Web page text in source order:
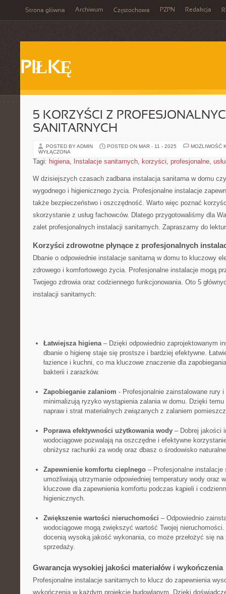
Strona główna Archiwum Częstochowa PZPN Redakcja
PIŁKĘ
5 KORZYŚCI Z
SANITARNYCH
POSTED BY ADMIN POSTED ON MAR - 11 - 2025
MOŻLIWOŚĆ
WYŁĄCZONA
Tagi: higiena, Instalacje sanitarnych, korzyści, profesjonalne,
W dzisiejszych czasach zadbana instalacja​ sanitarna w domu
wygodnego i higienicznego życia. Profesjonalne​ instalacje
także bezpieczeństwo i oszczędność. ‍Warto więc poznać
skorzystanie z usług fachowców. Dlatego przygotowaliśmy dla
zalet profesjonalnych instalacji sanitarnych. Zapraszamy do
Korzyści zdrowotne płynące z profesjonalnych
Dbanie o odpowiednie instalacje sanitarną w domu to kluczowy
zdrowego i komfortowego życia. Profesjonalne instalacje mogą
Twojego zdrowia oraz‌ codziennego funkcjonowania. Oto 5
instalacji sanitarnych:
Łatwiejsza ‌higiena– Dzięki odpowiednio ⁢zaprojektowanym
dbanie o higienę staje‍ się prostsze i bardziej ⁤efektywne.
łazience i kuchni, co ma kluczowe znaczenie dla
bakterii ⁣i zarazków.
Zapobieganie zalaniom -⁤ Profesjonalnie zainstalowane rury
minimalizują ryzyko wystąpienia zalania w domu. Dzięki
napraw i strat materialnych związanych z zalaniem‍
Poprawa efektywności użytkowania wody– Dobrej jakości
wodociągowe pozwalają na oszczędne i efektywne
obniżysz rachunki za wodę oraz dbasz o środowisko
Zapewnienie komfortu ‍cieplnego– Profesjonalne​ instalacje
umożliwiają utrzymanie odpowiedniej temperatury wody oraz
kluczowe⁢ dla zapewnienia komfortu podczas kąpieli i
higienicznych.
Zwiększenie⁤ wartości⁣ nieruchomości – Odpowiednio
wodociągowe mogą zwiększyć wartość Twojej
docenią wysoką jakość wykonania, co może przełożyć się
sprzedaży.
Gwarancja wysokiej jakości materiałów i wykończenia
Profesjonalne instalacje ‌sanitarnych to klucz do zapewnienia
wykończenia w każdym projekcie budowlanym. Dzięki